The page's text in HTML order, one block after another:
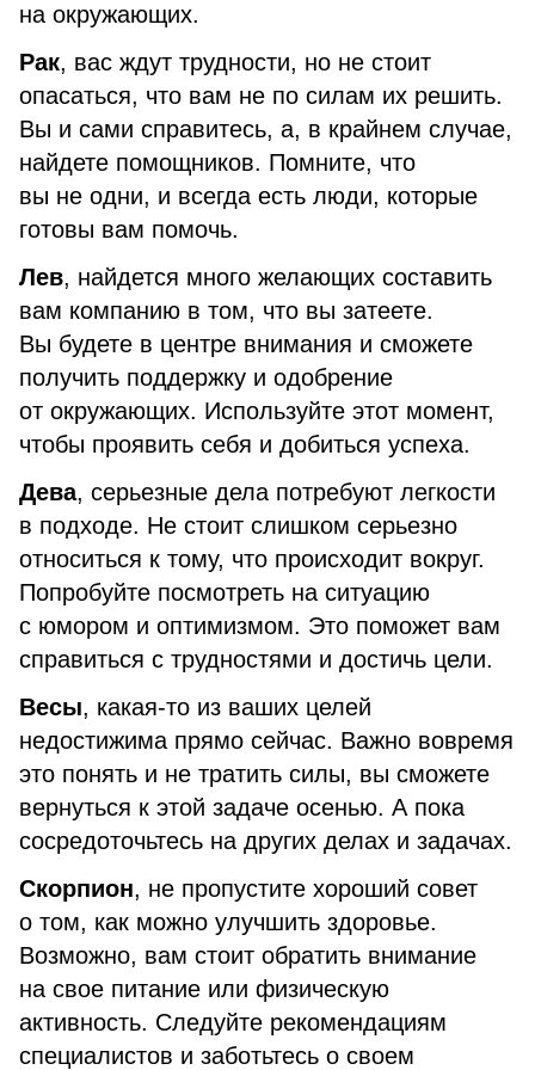
на окружающих.
Рак, вас ждут трудности, но не стоит
опасаться, что вам не по силам их решить.
Вы и сами справитесь, а, в крайнем случае,
найдете помощников. Помните, что
вы не одни, и всегда есть люди, которые
готовы вам помочь.
Лев, найдется много желающих составить
вам компанию в том, что вы затеете.
Вы будете в центре внимания и сможете
получить поддержку и одобрение
от окружающих. Используйте этот момент,
чтобы проявить себя и добиться успеха.
Дева, серьезные дела потребуют легкости
в подходе. Не стоит слишком серьезно
относиться к тому, что происходит вокруг.
Попробуйте посмотреть на ситуацию
с юмором и оптимизмом. Это поможет вам
справиться с трудностями и достичь цели.
Весы, какая-то из ваших целей
недостижима прямо сейчас. Важно вовремя
это понять и не тратить силы, вы сможете
вернуться к этой задаче осенью. А пока
сосредоточьтесь на других делах и задачах.
Скорпион, не пропустите хороший совет
о том, как можно улучшить здоровье.
Возможно, вам стоит обратить внимание
на свое питание или физическую
активность. Следуйте рекомендациям
специалистов и заботьтесь о своем